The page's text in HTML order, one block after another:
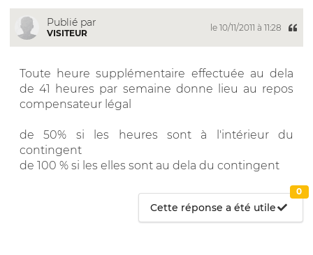
Publié par
VISITEUR
le 10/11/2011 à 11:28
Toute heure supplémentaire effectuée au dela
de 41 heures par semaine donne lieu au repos
compensateur légal
de 50% si les heures sont à l'intérieur du
contingent
de 100 % si les elles sont au dela du contingent
Cette réponse a été utile
0